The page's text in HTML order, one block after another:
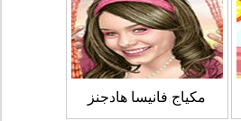
مكياج فانيسا هادجنز